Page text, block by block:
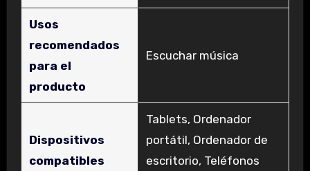
Usos
recomendados
para el
producto
‎Escuchar música
Dispositivos
compatibles
‎Tablets, Ordenador
portátil, Ordenador de
escritorio, Teléfonos